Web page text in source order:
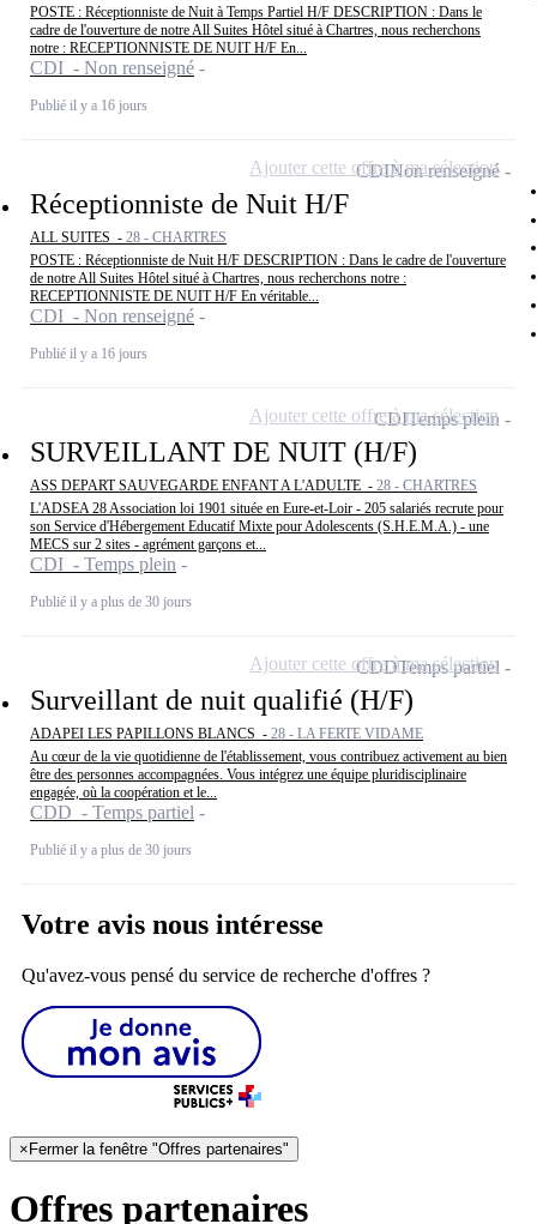
POSTE : Réceptionniste de Nuit à Temps Partiel H/F DESCRIPTION : Dans le
cadre de l'ouverture de notre All Suites Hôtel situé à Chartres, nous recherchons
notre : RECEPTIONNISTE DE NUIT H/F En...
CDI - Non renseigné
Publié il y a 16 jours
Réceptionniste de Nuit H/F
ALL SUITES - 28 - CHARTRES
POSTE : Réceptionniste de Nuit H/F DESCRIPTION : Dans le cadre de l'ouverture
de notre All Suites Hôtel situé à Chartres, nous recherchons notre :
RECEPTIONNISTE DE NUIT H/F En véritable...
CDI - Non renseigné
Publié il y a 16 jours
CDINon renseigné
Ajouter cette offre à ma sélection
SURVEILLANT DE NUIT (H/F)
ASS DEPART SAUVEGARDE ENFANT A L'ADULTE - 28 - CHARTRES
L'ADSEA 28 Association loi 1901 située en Eure-et-Loir - 205 salariés recrute pour
son Service d'Hébergement Educatif Mixte pour Adolescents (S.H.E.M.A.) - une
MECS sur 2 sites - agrément garçons et...
CDI - Temps plein
Publié il y a plus de 30 jours
CDITemps plein
Ajouter cette offre à ma sélection
Surveillant de nuit qualifié (H/F)
ADAPEI LES PAPILLONS BLANCS - 28 - LA FERTE VIDAME
Au cœur de la vie quotidienne de l'établissement, vous contribuez activement au bien
être des personnes accompagnées. Vous intégrez une équipe pluridisciplinaire
engagée, où la coopération et le...
CDD - Temps partiel
Publié il y a plus de 30 jours
CDDTemps partiel
Ajouter cette offre à ma sélection
Votre avis nous intéresse
Qu'avez-vous pensé du service de recherche d'offres ?
× Fermer la fenêtre "Offres partenaires"
Offres partenaires